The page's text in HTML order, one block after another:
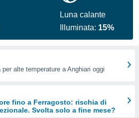
Luna calante
Illuminata: 15%
alte temperature a Anghiari oggi
fino a Ferragosto: rischia di
Svolta solo a fine mese?